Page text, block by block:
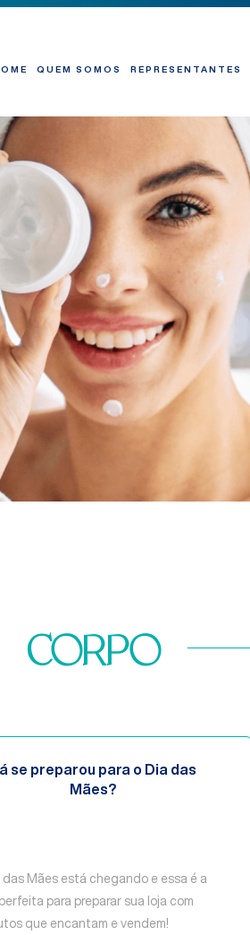
QUEM SOMOS REPRESENTANTES
corpo
se preparou para o Dia das
Mães?
das Mães está chegando e essa é a
para preparar sua loja com
que encantam e vendem!